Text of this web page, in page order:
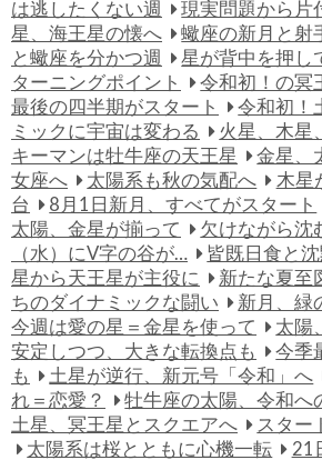
は逃したくない週
現実問題から片
星、海王星の懐へ
蠍座の新月と射
と蠍座を分かつ週
星が背中を押し
ターニングポイント
令和初！の冥
最後の四半期がスタート
令和初！
ミックに宇宙は変わる
火星、木星
キーマンは牡牛座の天王星
金星、
女座へ
太陽系も秋の気配へ
木星
台
8月1日新月、すべてがスタート
太陽、金星が揃って
欠けながら沈
（水）にV字の谷が…
皆既日食と
星から天王星が主役に
新たな夏至
ちのダイナミックな闘い
新月、緑
今週は愛の星＝金星を使って
太陽
安定しつつ、大きな転換点も
今季
も
土星が逆行、新元号「令和」へ
れ＝恋愛？
牡牛座の太陽、令和へ
土星、冥王星とスクエアへ
スター
太陽系は桜とともに心機一転
21